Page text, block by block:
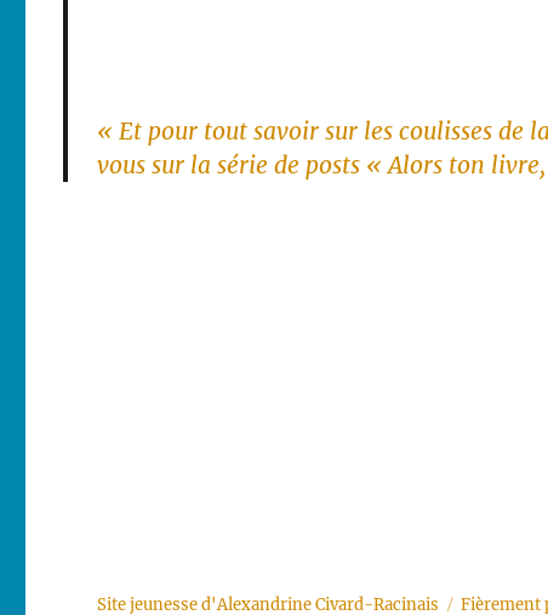
« Et pour tout savoir sur les coulisses de
vous sur la série de posts « Alors ton
Site jeunesse d'Alexandrine Civard-Racinais Fièrement